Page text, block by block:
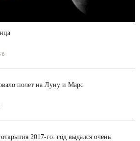
полет на Луну и Марс
2017-го: год выдался очень